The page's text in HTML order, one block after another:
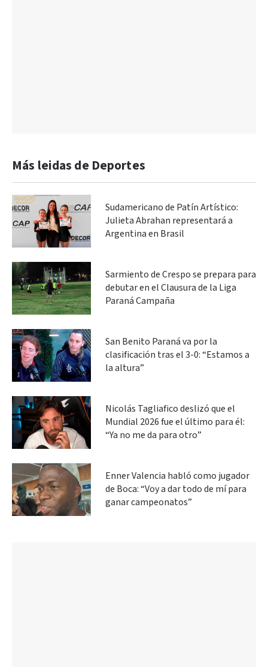
Más leidas de Deportes
Sudamericano de Patín Artístico:
Julieta Abrahan representará a
Argentina en Brasil
Sarmiento de Crespo se prepara para
debutar en el Clausura de la Liga
Paraná Campaña
San Benito Paraná va por la
clasificación tras el 3-0: “Estamos a
la altura”
Nicolás Tagliafico deslizó que el
Mundial 2026 fue el último para él:
“Ya no me da para otro”
Enner Valencia habló como jugador
de Boca: “Voy a dar todo de mí para
ganar campeonatos”